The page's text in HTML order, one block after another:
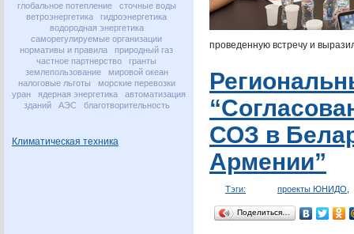
глобальное потепление
сточные воды
ветроэнергетика
гидроэнергетика
водородная энергетика
саморегулируемые организации
нормативы и правила
природный газ
частное партнерство
гранты
землепользование
мировой океан
налоговые льготы
морские перевозки
уран
ядерная энергетика
автоматизация
зданий
АЭС благотворительность
Климатическая техника
проведенную встречу и
СОЗ в
Армении”
Тэги: проекты ЮНИДО
Поделиться…